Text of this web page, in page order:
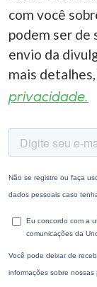
com você
podem ser de
envio da
mais
privacidade.